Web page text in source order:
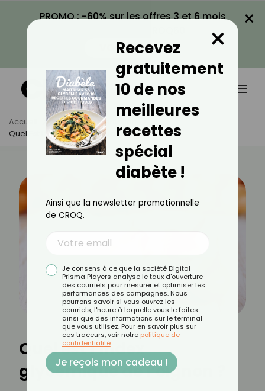
PROMO : -60% sur les offres 3 et 6 mois
VOIR LA PROMO
×
Accueil Actus
Alimentation
Quel Est L’index Glycémique De L’oignon ?
Quel est l’index
glycémique de l’oignon ?
Recevez
gratuitement
10 de nos
meilleures
recettes
spécial
diabète !
×
Ainsi que la newsletter promotionnelle
de CROQ.
Je consens à ce que la société Digital
Prisma Players analyse le taux d'ouverture
des courriels pour mesurer et optimiser les
performances des campagnes. Nous
pourrons savoir si vous ouvrez les
courriels, l'heure à laquelle vous le faites
ainsi que des informations sur le terminal
que vous utilisez. Pour en savoir plus sur
ces traceurs, voir notre politique de
confidentialité.
Je reçois mon cadeau !